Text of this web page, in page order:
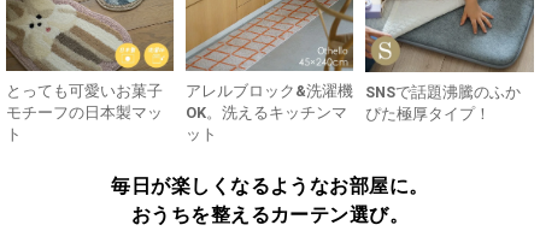
とっても可愛いお菓子
モチーフの日本製マッ
ト
アレルブロック&洗濯機
OK。洗えるキッチンマ
ット
SNSで話題沸騰のふか
ぴた極厚タイプ！
毎日が楽しくなるようなお部屋に。
おうちを整えるカーテン選び。